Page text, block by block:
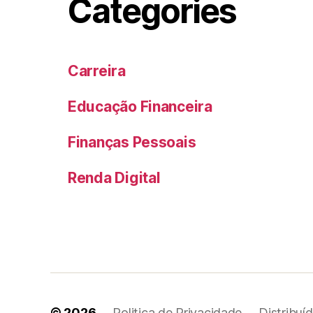
Categories
Carreira
Educação Financeira
Finanças Pessoais
Renda Digital